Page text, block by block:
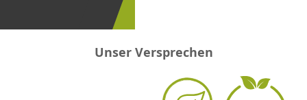
Unser Versprechen